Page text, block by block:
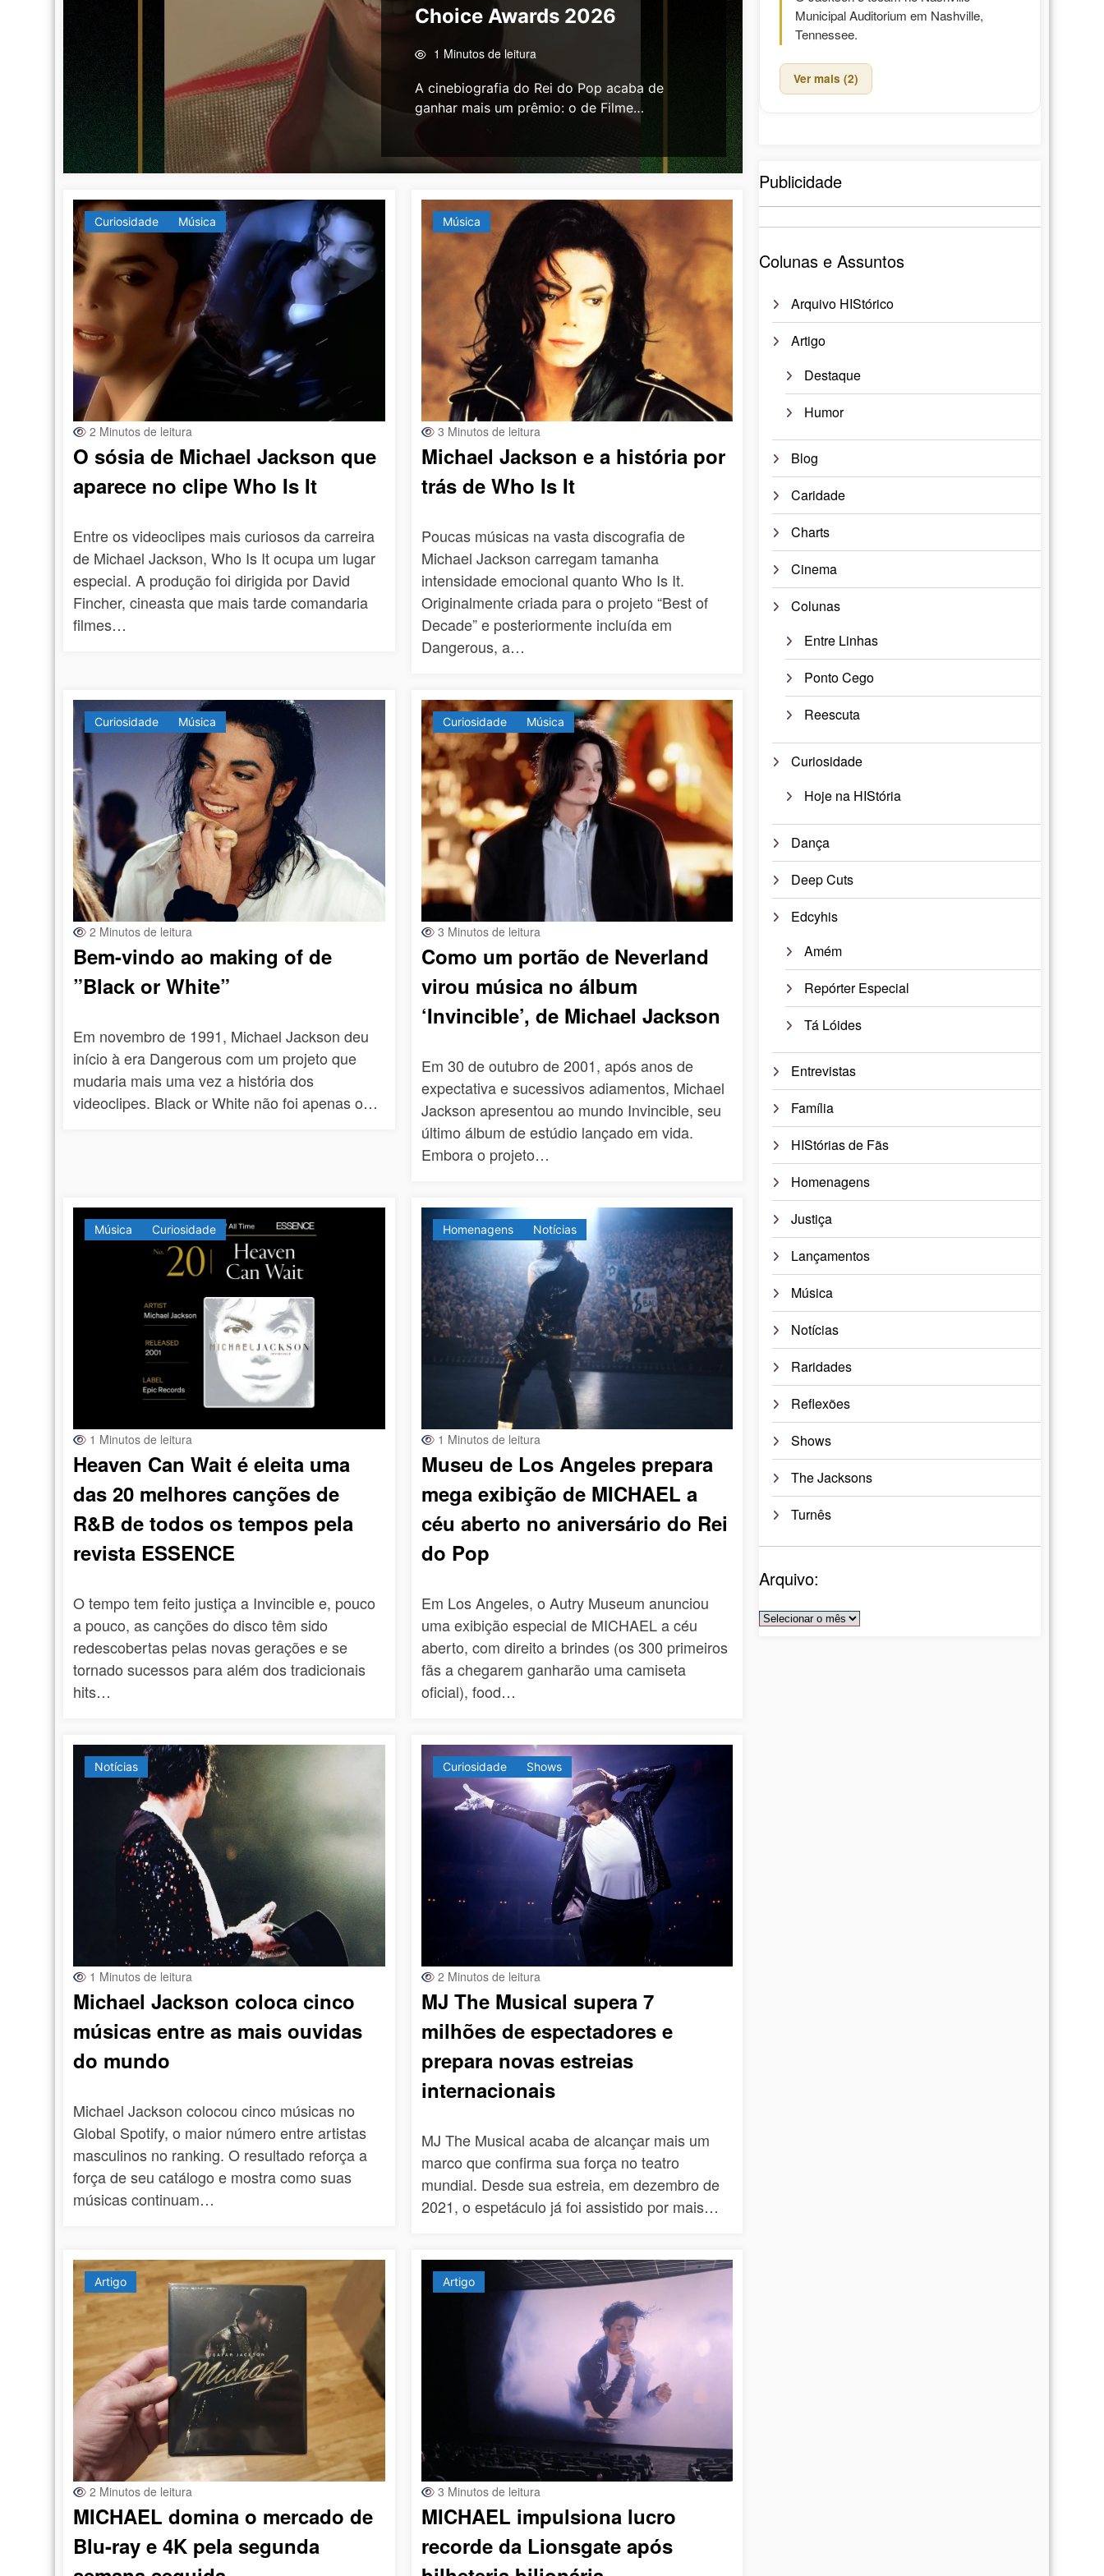
Choice Awards 2026
1 Minutos de leitura
A cinebiografia do Rei do Pop acaba de
ganhar mais um prêmio: o de Filme…
Curiosidade Música
2 Minutos de leitura
O sósia de Michael Jackson que
aparece no clipe Who Is It
Entre os videoclipes mais curiosos da carreira
de Michael Jackson, Who Is It ocupa um lugar
especial. A produção foi dirigida por David
Fincher, cineasta que mais tarde comandaria
filmes…
Música
3 Minutos de leitura
Michael Jackson e a história por
trás de Who Is It
Poucas músicas na vasta discografia de
Michael Jackson carregam tamanha
intensidade emocional quanto Who Is It.
Originalmente criada para o projeto “Best of
Decade” e posteriormente incluída em
Dangerous, a…
Curiosidade Música
2 Minutos de leitura
Bem-vindo ao making of de
”Black or White”
Em novembro de 1991, Michael Jackson deu
início à era Dangerous com um projeto que
mudaria mais uma vez a história dos
videoclipes. Black or White não foi apenas o…
Curiosidade Música
3 Minutos de leitura
Como um portão de Neverland
virou música no álbum
‘Invincible’, de Michael Jackson
Em 30 de outubro de 2001, após anos de
expectativa e sucessivos adiamentos, Michael
Jackson apresentou ao mundo Invincible, seu
último álbum de estúdio lançado em vida.
Embora o projeto…
Música Curiosidade
1 Minutos de leitura
Heaven Can Wait é eleita uma
das 20 melhores canções de
R&B de todos os tempos pela
revista ESSENCE
O tempo tem feito justiça a Invincible e, pouco
a pouco, as canções do disco têm sido
redescobertas pelas novas gerações e se
tornado sucessos para além dos tradicionais
hits…
Homenagens Notícias
1 Minutos de leitura
Museu de Los Angeles prepara
mega exibição de MICHAEL a
céu aberto no aniversário do Rei
do Pop
Em Los Angeles, o Autry Museum anunciou
uma exibição especial de MICHAEL a céu
aberto, com direito a brindes (os 300 primeiros
fãs a chegarem ganharão uma camiseta
oficial), food…
Notícias
1 Minutos de leitura
Michael Jackson coloca cinco
músicas entre as mais ouvidas
do mundo
Michael Jackson colocou cinco músicas no
Global Spotify, o maior número entre artistas
masculinos no ranking. O resultado reforça a
força de seu catálogo e mostra como suas
músicas continuam…
Curiosidade Shows
2 Minutos de leitura
MJ The Musical supera 7
milhões de espectadores e
prepara novas estreias
internacionais
MJ The Musical acaba de alcançar mais um
marco que confirma sua força no teatro
mundial. Desde sua estreia, em dezembro de
2021, o espetáculo já foi assistido por mais…
Artigo
2 Minutos de leitura
MICHAEL domina o mercado de
Blu-ray e 4K pela segunda
Artigo
3 Minutos de leitura
MICHAEL impulsiona lucro
recorde da Lionsgate após
Municipal Auditorium em Nashville,
Tennessee.
Ver mais (2)
Publicidade
Colunas e Assuntos
Arquivo HIStórico
Artigo
Destaque
Humor
Blog
Caridade
Charts
Cinema
Colunas
Entre Linhas
Ponto Cego
Reescuta
Curiosidade
Hoje na HIStória
Dança
Deep Cuts
Edcyhis
Amém
Repórter Especial
Tá Lóides
Entrevistas
Família
HIStórias de Fãs
Homenagens
Justiça
Lançamentos
Música
Notícias
Raridades
Reflexões
Shows
The Jacksons
Turnês
Arquivo:
Arquivos